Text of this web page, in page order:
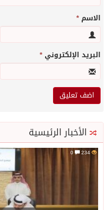
الاسم*
البريد الإلكتروني*
الأخبار الرئيسية
234